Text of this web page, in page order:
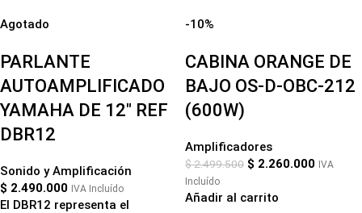
Agotado
PARLANTE
AUTOAMPLIFICADO
YAMAHA DE 12″ REF
DBR12
Sonido y Amplificación
$ 2.490.000 IVA Incluído
El DBR12 representa el
-10%
CABINA ORANGE DE
BAJO OS-D-OBC-212
(600W)
Amplificadores
$2.499.500 $ 2.260.000 IVA
Incluído
Añadir al carrito